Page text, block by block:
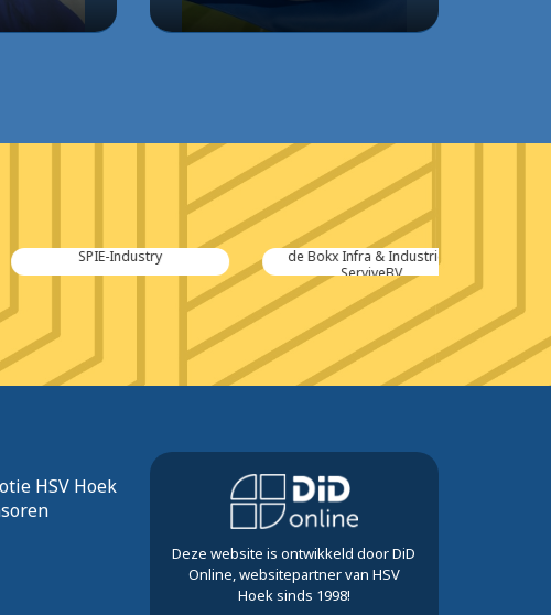
SPIE-Industry
de Bokx Infra & Industriele
ServiveBV
HSV Hoek
Deze website is ontwikkeld door DiD
Online, websitepartner van HSV
Hoek sinds 1998!